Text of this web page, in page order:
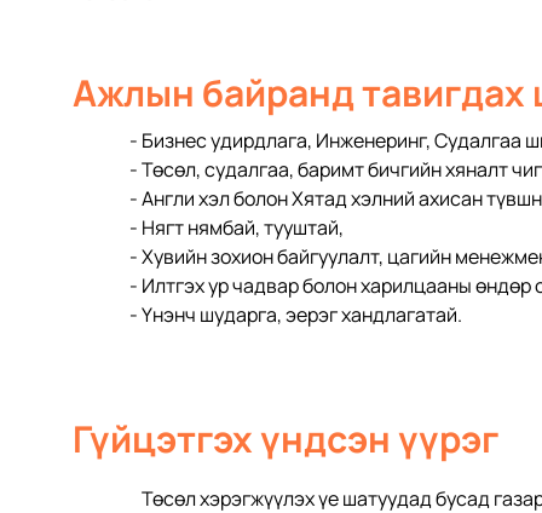
Ажлын байранд тавигдах
- Бизнес удирдлага, Инженеринг, Судалгаа
- Төсөл, судалгаа, баримт бичгийн хяналт
- Англи хэл болон Хятад хэлний ахисан
- Нягт нямбай, тууштай,
- Хувийн зохион байгуулалт, цагийн
- Илтгэх ур чадвар болон харилцааны өндөр
- Үнэнч шударга, эерэг хандлагатай.
Гүйцэтгэх үндсэн үүрэг
Төсөл хэрэгжүүлэх үе шатуудад бусад